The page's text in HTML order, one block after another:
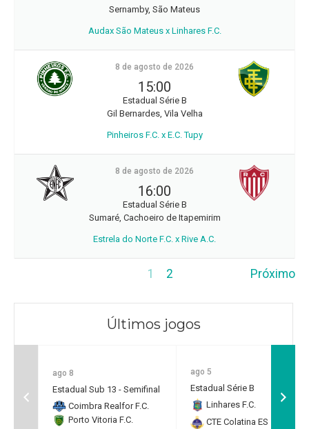
Sernamby, São Mateus
Audax São Mateus x Linhares F.C.
8 de agosto de 2026
15:00
Estadual Série B
Gil Bernardes, Vila Velha
Pinheiros F.C. x E.C. Tupy
8 de agosto de 2026
16:00
Estadual Série B
Sumaré, Cachoeiro de Itapemirim
Estrela do Norte F.C. x Rive A.C.
1 2 Próximo
Últimos jogos
ago 8
Estadual Sub 13 - Semifinal
Coimbra Realfor F.C.
Porto Vitoria F.C.
ago 5
Estadual Série B
Linhares F.C.
CTE Colatina ES